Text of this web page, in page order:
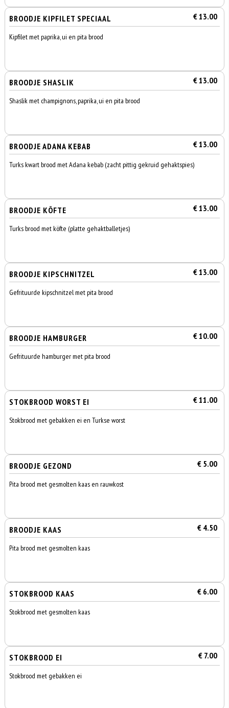
BROODJE KIPFILET SPECIAAL € 13.00
Kipfilet met paprika, ui en pita brood
BROODJE SHASLIK € 13.00
Shaslik met champignons, paprika, ui en pita brood
BROODJE ADANA KEBAB € 13.00
Turks kwart brood met Adana kebab (zacht pittig gekruid gehaktspies)
BROODJE KÖFTE € 13.00
Turks brood met köfte (platte gehaktballetjes)
BROODJE KIPSCHNITZEL € 13.00
Gefrituurde kipschnitzel met pita brood
BROODJE HAMBURGER € 10.00
Gefrituurde hamburger met pita brood
STOKBROOD WORST EI € 11.00
Stokbrood met gebakken ei en Turkse worst
BROODJE GEZOND € 5.00
Pita brood met gesmolten kaas en rauwkost
BROODJE KAAS € 4.50
Pita brood met gesmolten kaas
STOKBROOD KAAS € 6.00
Stokbrood met gesmolten kaas
STOKBROOD EI € 7.00
Stokbrood met gebakken ei